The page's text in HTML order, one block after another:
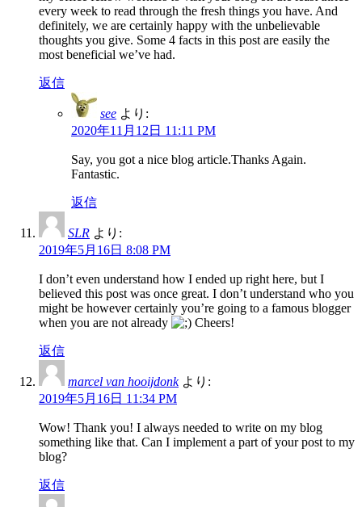
every week to read through the fresh things you have. And
definitely, we are certainly happy with the unbelievable
thoughts you give. Some 4 facts in this post are easily the
most beneficial we’ve had.
返信
see より:
2020年11月12日 11:11 PM
Say, you got a nice blog article.Thanks Again.
Fantastic.
返信
SLR より:
2019年5月16日 8:08 PM
I don’t even understand how I ended up right here, but I
believed this post was once great. I don’t understand who you
might be however certainly you’re going to a famous blogger
when you are not already
Cheers!
返信
marcel van hooijdonk より:
2019年5月16日 11:34 PM
Wow! Thank you! I always needed to write on my blog
something like that. Can I implement a part of your post to my
blog?
返信